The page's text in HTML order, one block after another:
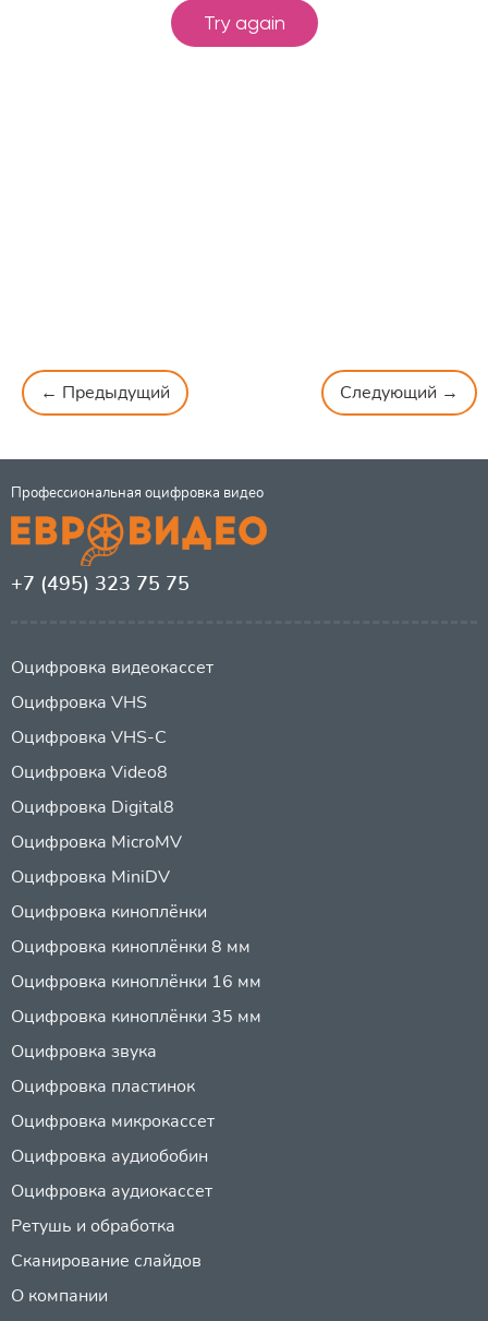
← Предыдущий Следующий →
Профессиональная оцифровка видео
+7 (495) 323 75 75
Оцифровка видеокассет
Оцифровка VHS
Оцифровка VHS-C
Оцифровка Video8
Оцифровка Digital8
Оцифровка MicroMV
Оцифровка MiniDV
Оцифровка киноплёнки
Оцифровка киноплёнки 8 мм
Оцифровка киноплёнки 16 мм
Оцифровка киноплёнки 35 мм
Оцифровка звука
Оцифровка пластинок
Оцифровка микрокассет
Оцифровка аудиобобин
Оцифровка аудиокассет
Ретушь и обработка
Сканирование слайдов
О компании